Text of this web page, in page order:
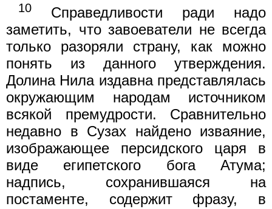
10
Справедливости ради надо
заметить, что завоеватели не всегда
только разоряли страну, как можно
понять из данного утверждения.
Долина Нила издавна представлялась
окружающим народам источником
всякой премудрости. Сравнительно
недавно в Сузах найдено изваяние,
изображающее персидского царя в
виде египетского бога Атума;
надпись, сохранившаяся на
постаменте, содержит фразу, в